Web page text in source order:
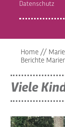
Datenschutz
Home//
Berichte
Viele